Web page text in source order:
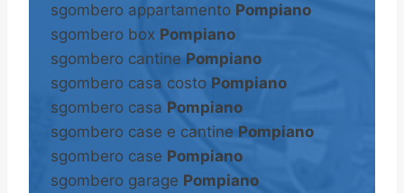
sgombero appartamento Pompiano
sgombero box Pompiano
sgombero cantine Pompiano
sgombero casa costo Pompiano
sgombero casa Pompiano
sgombero case e cantine Pompiano
sgombero case Pompiano
sgombero garage Pompiano